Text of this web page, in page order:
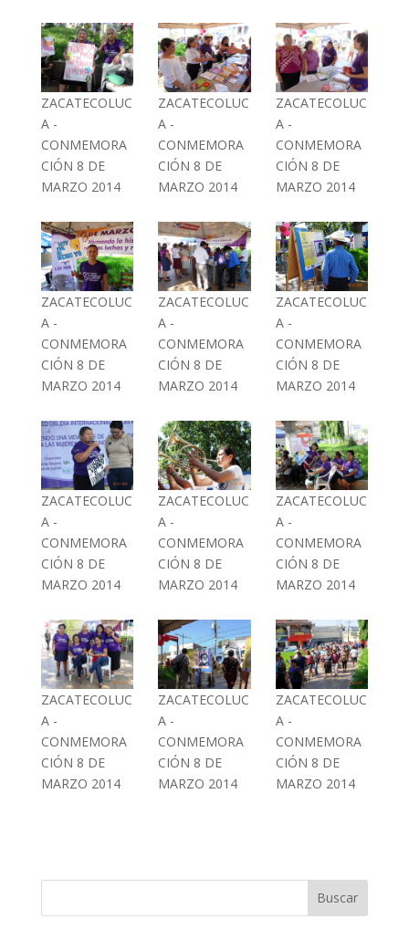
ZACATECOLUC
A -
CONMEMORA
CIÓN 8 DE
MARZO 2014
ZACATECOLUC
A -
CONMEMORA
CIÓN 8 DE
MARZO 2014
ZACATECOLUC
A -
CONMEMORA
CIÓN 8 DE
MARZO 2014
ZACATECOLUC
A -
CONMEMORA
CIÓN 8 DE
MARZO 2014
ZACATECOLUC
A -
CONMEMORA
CIÓN 8 DE
MARZO 2014
ZACATECOLUC
A -
CONMEMORA
CIÓN 8 DE
MARZO 2014
ZACATECOLUC
A -
CONMEMORA
CIÓN 8 DE
MARZO 2014
ZACATECOLUC
A -
CONMEMORA
CIÓN 8 DE
MARZO 2014
ZACATECOLUC
A -
CONMEMORA
CIÓN 8 DE
MARZO 2014
ZACATECOLUC
A -
CONMEMORA
CIÓN 8 DE
MARZO 2014
ZACATECOLUC
A -
CONMEMORA
CIÓN 8 DE
MARZO 2014
ZACATECOLUC
A -
CONMEMORA
CIÓN 8 DE
MARZO 2014